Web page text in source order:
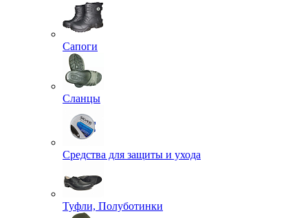
Сапоги
Сланцы
Средства для защиты и ухода
Туфли, Полуботинки